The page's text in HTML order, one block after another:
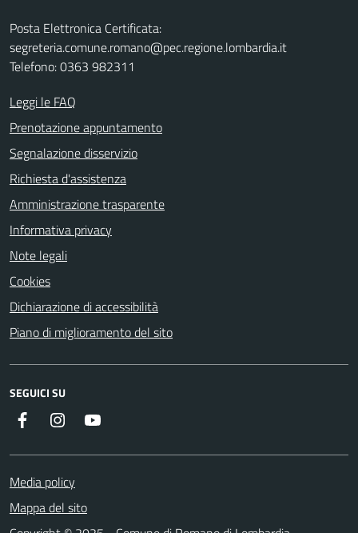
Posta Elettronica Certificata:
segreteria.comune.romano@pec.regione.lombardia.it
Telefono: 0363 982311
Leggi le FAQ
Prenotazione appuntamento
Segnalazione disservizio
Richiesta d'assistenza
Amministrazione trasparente
Informativa privacy
Note legali
Cookies
Dichiarazione di accessibilità
Piano di miglioramento del sito
SEGUICI SU
Facebook Instagram
Media policy
Mappa del sito